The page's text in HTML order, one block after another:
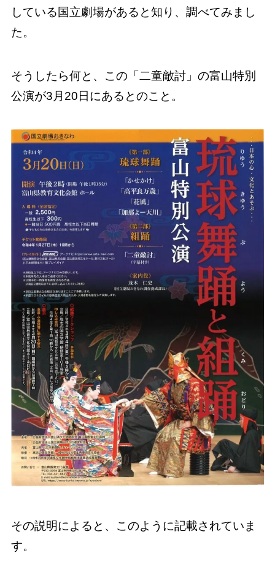
している国立劇場があると知り、調べてみまし
た。
そうしたら何と、この「二童敵討」の富山特別
公演が3月20日にあるとのこと。
その説明によると、このように記載されていま
す。